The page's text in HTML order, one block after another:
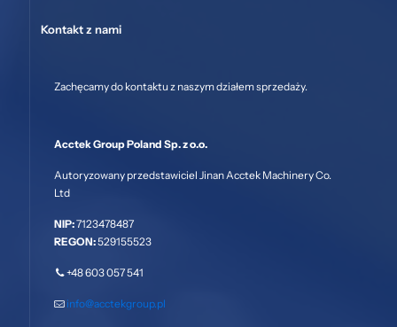
Kontakt z nami
Zachęcamy do kontaktu z naszym działem sprzedaży.
Acctek Group Poland Sp. z o.o.
Autoryzowany przedstawiciel Jinan Acctek Machinery Co.
Ltd
NIP:7123478487
REGON:529155523
+48 603 057 541
info@acctekgroup.pl